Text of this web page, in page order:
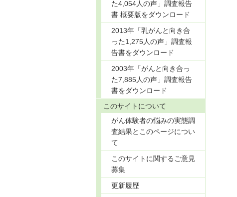
た4,054人の声」調査報告
書 概要版をダウンロード
2013年「乳がんと向き合
った1,275人の声」調査報
告書をダウンロード
2003年「がんと向き合っ
た7,885人の声」調査報告
書をダウンロード
このサイトについて
がん体験者の悩みの実態調
査結果とこのページについ
て
このサイトに関するご意見
募集
更新履歴